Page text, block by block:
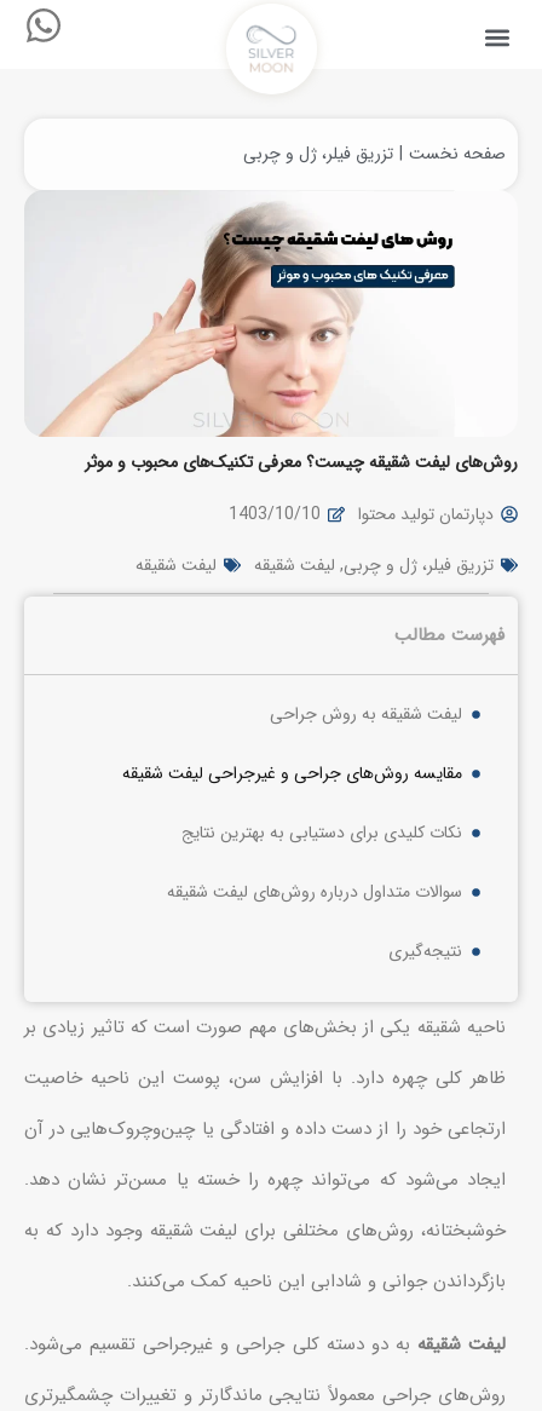
مکان شما:
صفحه نخست تزریق فیلر، ژل و چربی
روش‌های لیفت شقیقه چیست؟ معرفی تکنیک‌های محبوب و موثر
دپارتمان تولید محتوا
1403/10/10
تزریق فیلر، ژل و چربی, لیفت شقیقه لیفت شقیقه
فهرست مطالب
لیفت شقیقه به روش جراحی
مقایسه روش‌های جراحی و غیرجراحی لیفت شقیقه
نکات کلیدی برای دستیابی به بهترین نتایج
سوالات متداول درباره روش‌های لیفت شقیقه
نتیجه‌گیری
ناحیه شقیقه یکی از بخش‌های مهم صورت است که تاثیر زیادی بر
ظاهر کلی چهره دارد. با افزایش سن، پوست این ناحیه خاصیت
ارتجاعی خود را از دست داده و افتادگی یا چین‌وچروک‌هایی در آن
ایجاد می‌شود که می‌تواند چهره را خسته یا مسن‌تر نشان دهد.
خوشبختانه، روش‌های مختلفی برای لیفت شقیقه وجود دارد که به
بازگرداندن جوانی و شادابی این ناحیه کمک می‌کنند.
لیفت شقیقه به دو دسته کلی جراحی و غیرجراحی تقسیم می‌شود.
روش‌های جراحی معمولاً نتایجی ماندگارتر و تغییرات چشمگیرتری